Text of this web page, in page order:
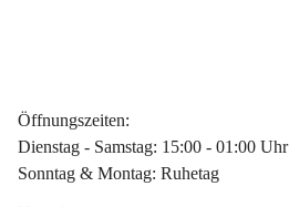
Öffnungszeiten:
Dienstag - Samstag: 15:00 - 01:00 Uhr
Sonntag & Montag: Ruhetag